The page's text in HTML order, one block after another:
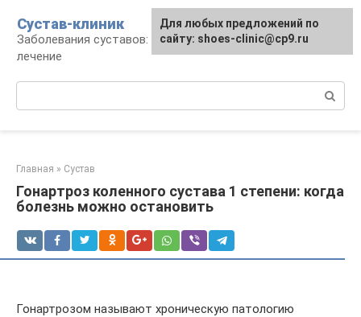
контенту
Сустав-клиник
Заболевания суставов: профилактика и
лечение
Главная » Сустав
Гонартроз коленного сустава 1 степени: когда
болезнь можно остановить
Гонартрозом называют хроническую патологию
Для любых предложений по
сайту: shoes-clinic@cp9.ru